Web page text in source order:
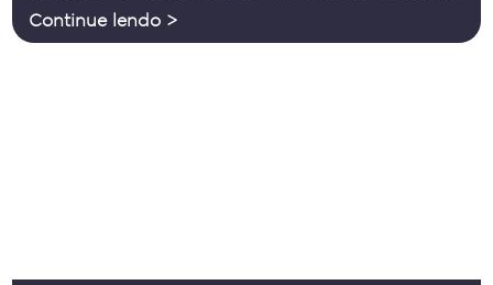
qualidade e durabilidade para as marcas Entre os
Continue lendo >